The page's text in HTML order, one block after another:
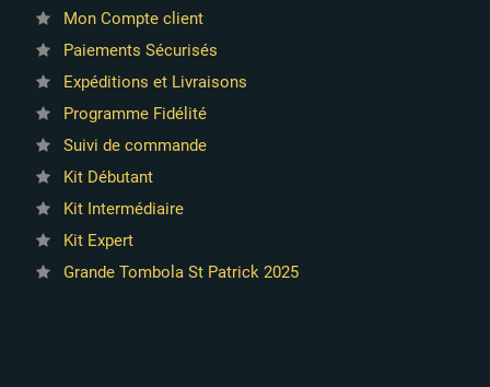
Mon Compte client
Paiements Sécurisés
Expéditions et Livraisons
Programme Fidélité
Suivi de commande
Kit Débutant
Kit Intermédiaire
Kit Expert
Grande Tombola St Patrick 2025